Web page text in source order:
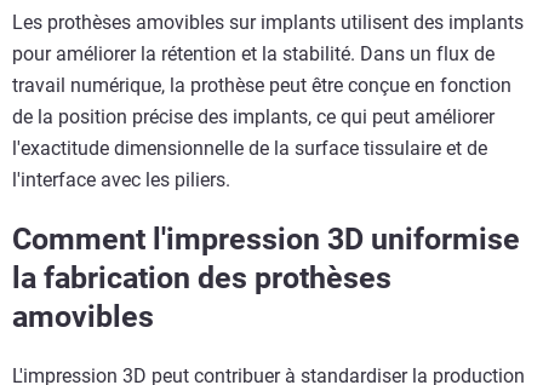
Les prothèses amovibles sur implants utilisent des implants
pour améliorer la rétention et la stabilité. Dans un flux de
travail numérique, la prothèse peut être conçue en fonction
de la position précise des implants, ce qui peut améliorer
l'exactitude dimensionnelle de la surface tissulaire et de
l'interface avec les piliers.
Comment l'impression 3D uniformise
la fabrication des prothèses
amovibles
L'impression 3D peut contribuer à standardiser la production